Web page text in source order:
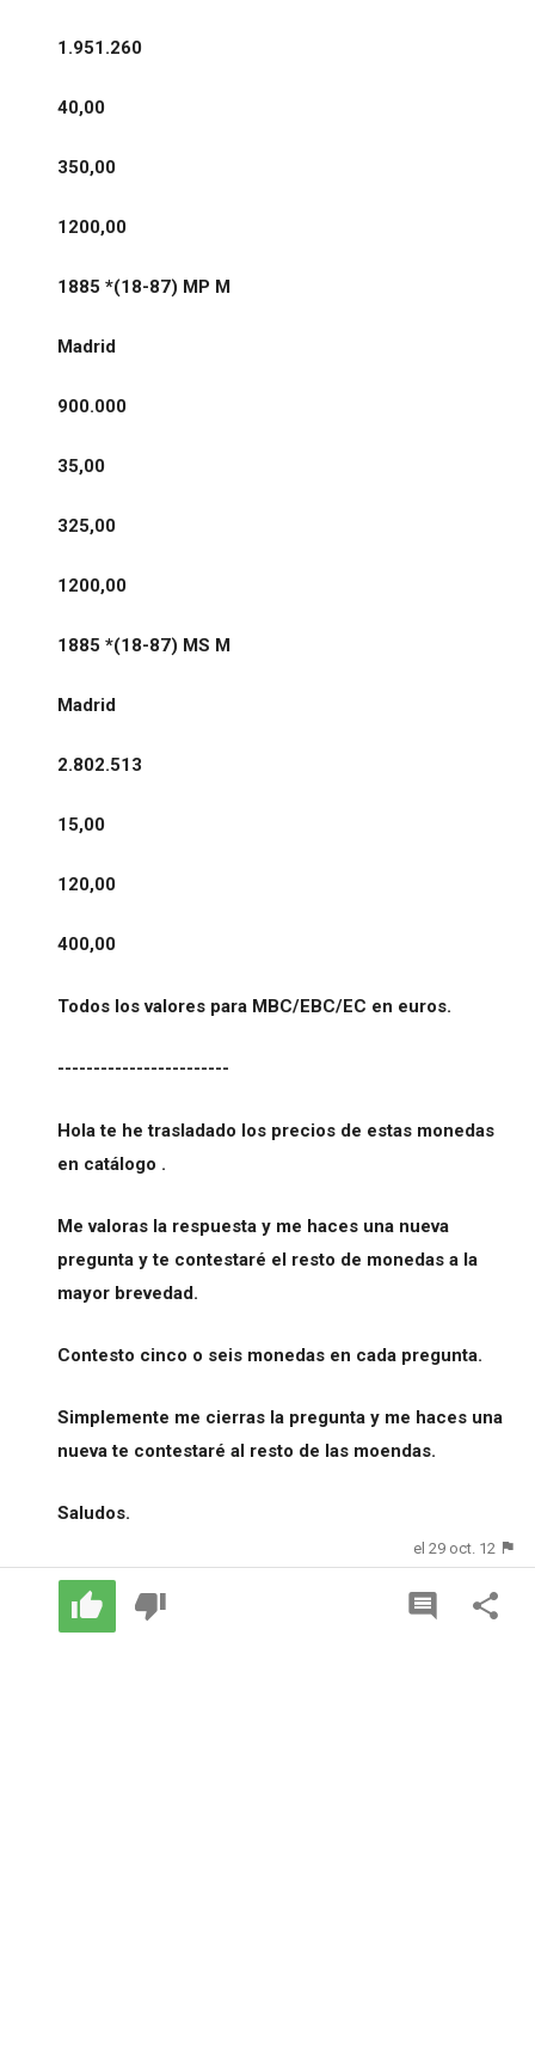
1.951.260
40,00
350,00
1200,00
1885 *(18-87) MP M
Madrid
900.000
35,00
325,00
1200,00
1885 *(18-87) MS M
Madrid
2.802.513
15,00
120,00
400,00
Todos los valores para MBC/EBC/EC en euros.
------------------------
Hola te he trasladado los precios de estas monedas
en catálogo .
Me valoras la respuesta y me haces una nueva
pregunta y te contestaré el resto de monedas a la
mayor brevedad.
Contesto cinco o seis monedas en cada pregunta.
Simplemente me cierras la pregunta y me haces una
nueva te contestaré al resto de las moendas.
Saludos.
el 29 oct. 12